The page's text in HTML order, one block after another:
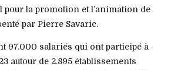
pour la promotion et l’animation de
par Pierre Savaric.
97.000 salariés qui ont participé à
autour de 2.895 établissements